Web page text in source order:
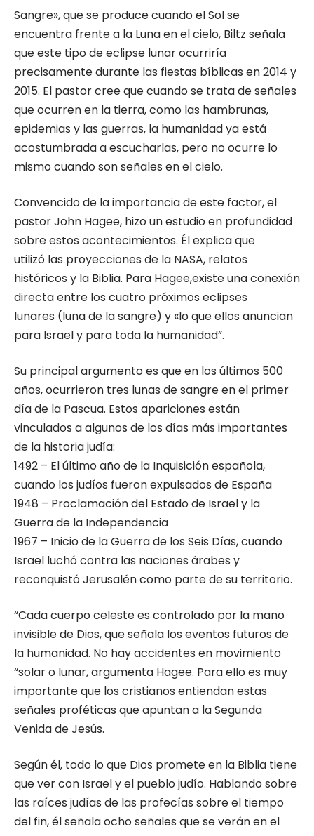
Sangre», que se produce cuando el Sol se
encuentra frente a la Luna en el cielo, Biltz señala
que este tipo de eclipse lunar ocurriría
precisamente durante las fiestas bíblicas en 2014 y
2015. El pastor cree que cuando se trata de señales
que ocurren en la tierra, como las hambrunas,
epidemias y las guerras, la humanidad ya está
acostumbrada a escucharlas, pero no ocurre lo
mismo cuando son señales en el cielo.
Convencido de la importancia de este factor, el
pastor John Hagee, hizo un estudio en profundidad
sobre estos acontecimientos. Él explica que
utilizó las proyecciones de la NASA, relatos
históricos y la Biblia. Para Hagee,existe una conexión
directa entre los cuatro próximos eclipses
lunares (luna de la sangre) y «lo que ellos anuncian
para Israel y para toda la humanidad”.
Su principal argumento es que en los últimos 500
años, ocurrieron tres lunas de sangre en el primer
día de la Pascua. Estos apariciones están
vinculados a algunos de los días más importantes
de la historia judía:
1492 – El último año de la Inquisición española,
cuando los judíos fueron expulsados de España
1948 – Proclamación del Estado de Israel y la
Guerra de la Independencia
1967 – Inicio de la Guerra de los Seis Días, cuando
Israel luchó contra las naciones árabes y
reconquistó Jerusalén como parte de su territorio.
“Cada cuerpo celeste es controlado por la mano
invisible de Dios, que señala los eventos futuros de
la humanidad. No hay accidentes en movimiento
“solar o lunar, argumenta Hagee. Para ello es muy
importante que los cristianos entiendan estas
señales proféticas que apuntan a la Segunda
Venida de Jesús.
Según él, todo lo que Dios promete en la Biblia tiene
que ver con Israel y el pueblo judío. Hablando sobre
las raíces judías de las profecías sobre el tiempo
del fin, él señala ocho señales que se verán en el